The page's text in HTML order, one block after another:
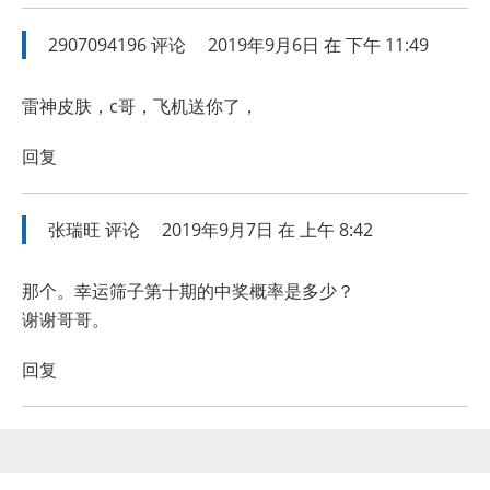
2907094196评论 2019年9月6日 在 下午 11:49
雷神皮肤，c哥，飞机送你了，
回复
张瑞旺 评论 2019年9月7日 在 上午 8:42
那个。幸运筛子第十期的中奖概率是多少？
谢谢哥哥。
回复